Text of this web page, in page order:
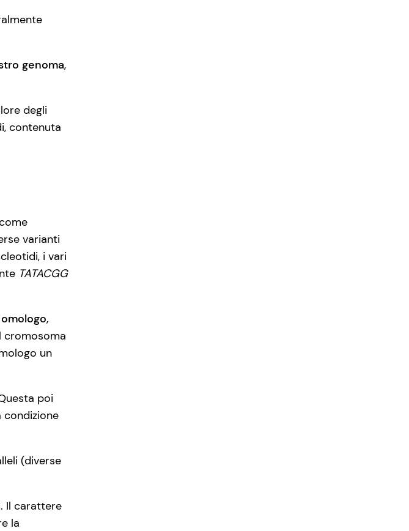
genoma,
degli
contenuta
varianti
i vari
TATACGG
,
cromosoma
un
poi
condizione
(diverse
Il carattere
la